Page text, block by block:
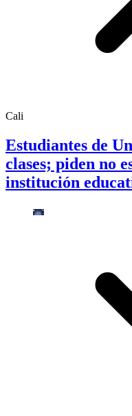
Cali
Estudiantes de
clases; piden no
institución